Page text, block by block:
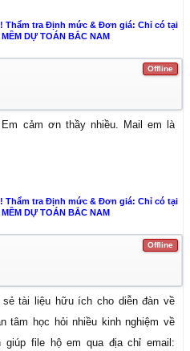
Thẩm tra Định mức & Đơn giá: Chỉ có tại
MỀM DỰ TOÁN BẮC NAM
Offline
cảm ơn thầy nhiều. Mail em là
Thẩm tra Định mức & Đơn giá: Chỉ có tại
MỀM DỰ TOÁN BẮC NAM
Offline
tài liệu hữu ích cho diễn đàn về
tâm học hỏi nhiều kinh nghiệm về
giúp file hộ em qua địa chỉ email: